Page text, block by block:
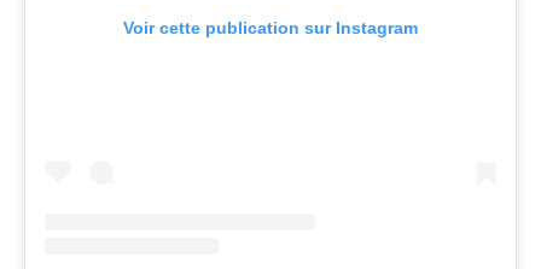
Voir cette publication sur Instagram